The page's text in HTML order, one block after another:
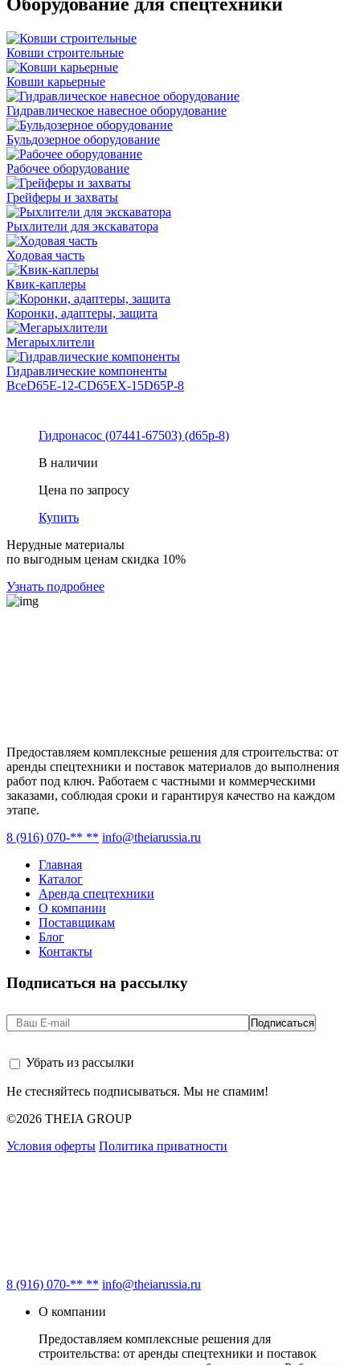
Ковши строительные
Ковши карьерные
Гидравлическое навесное оборудование
Бульдозерное оборудование
Рабочее оборудование
Грейферы и захваты
Рыхлители для экскаватора
Ходовая часть
Квик-каплеры
Коронки, адаптеры, защита
Мегарыхлители
Гидравлические компоненты
ВсеD65E-12-CD65EX-15D65P-8
Гидронасос (07441-67503) (d65p-8)
В наличии
Цена по запросу
Купить
Нерудные материалы
по выгодным ценам скидка 10%
Узнать подробнее
Предоставляем комплексные решения для строительства: от
аренды спецтехники и поставок материалов до выполнения
работ под ключ. Работаем с частными и коммерческими
заказами, соблюдая сроки и гарантируя качество на каждом
этапе.
8 (916) 070-** ** info@theiarussia.ru
Главная
Каталог
Аренда спецтехники
О компании
Поставщикам
Блог
Контакты
Подписаться на рассылку
Убрать из рассылки
Не стесняйтесь подписываться. Мы не спамим!
©2026 THEIA GROUP
Условия оферты Политика приватности
8 (916) 070-** ** info@theiarussia.ru
О компании
Предоставляем комплексные решения для
строительства: от аренды спецтехники и поставок